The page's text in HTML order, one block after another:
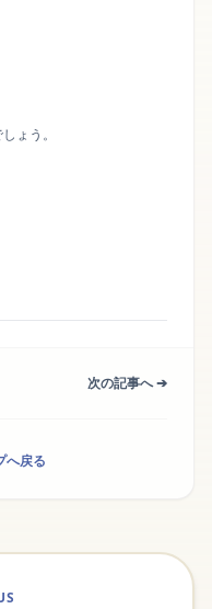
ょう。
次の記事へ ➔
へ戻る